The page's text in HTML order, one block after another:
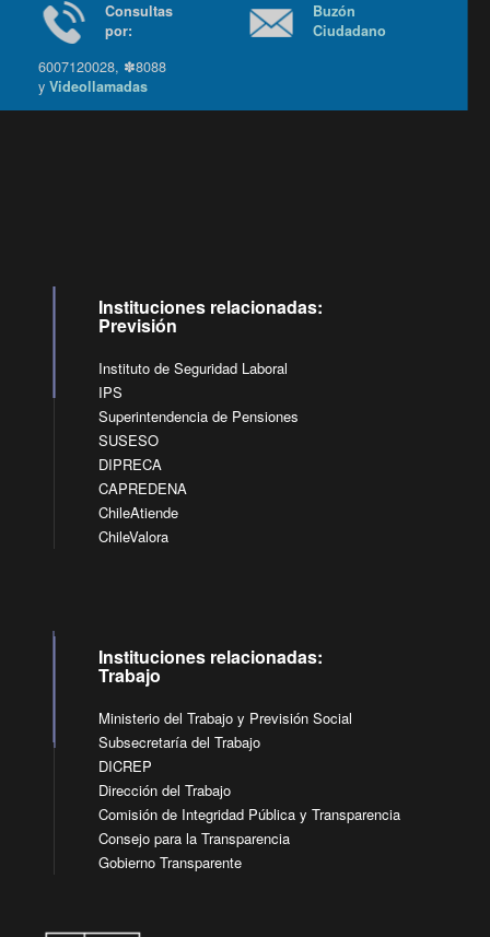
Consultas
por:
6007120028, ✽8088
yVideollamadas
Buzón
Ciudadano
Instituciones relacionadas:
Previsión
Instituto de Seguridad Laboral
IPS
Superintendencia de Pensiones
SUSESO
DIPRECA
CAPREDENA
ChileAtiende
ChileValora
Instituciones relacionadas:
Trabajo
Ministerio del Trabajo y Previsión Social
Subsecretaría del Trabajo
DICREP
Dirección del Trabajo
Comisión de Integridad Pública y Transparencia
Consejo para la Transparencia
Gobierno Transparente